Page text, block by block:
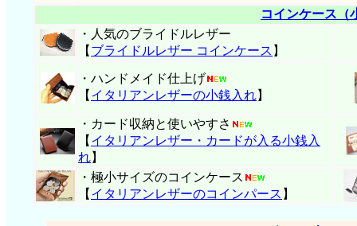
コインケース（
・人気のブライドルレザー
【 ブライドルレザー コインケース 】
・ハンドメイド仕上げ
【 イタリアンレザーの小銭入れ】
・カード収納と使いやすさ
【 イタリアンレザー・ カードが入る小銭入
れ】
・極小サイズのコインケース
【 イタリアンレザーのコインパース 】